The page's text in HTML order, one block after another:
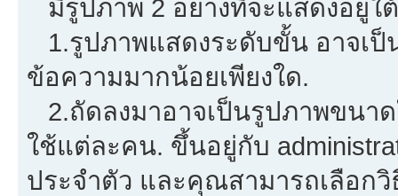
มีรูปภาพ 2 อย่างที่จะแสดงอยู่ใ
1.รูปภาพแสดงระดับขั้น อาจเ
ข้อความมากน้อยเพียงใด.
2.ถัดลงมาอาจเป็นรูปภาพขนา
ใช้แต่ละคน. ขึ้นอยู่กับ
ประจำตัว และคุณสามารถเลือก